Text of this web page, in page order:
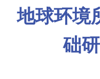
地球环境
础